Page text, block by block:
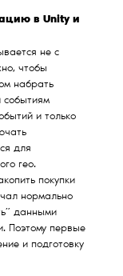
в Unity и
не с
чтобы
набрать
событиям
и только
для
гео.
покупки
нормально
данными
Поэтому первые
и подготовку